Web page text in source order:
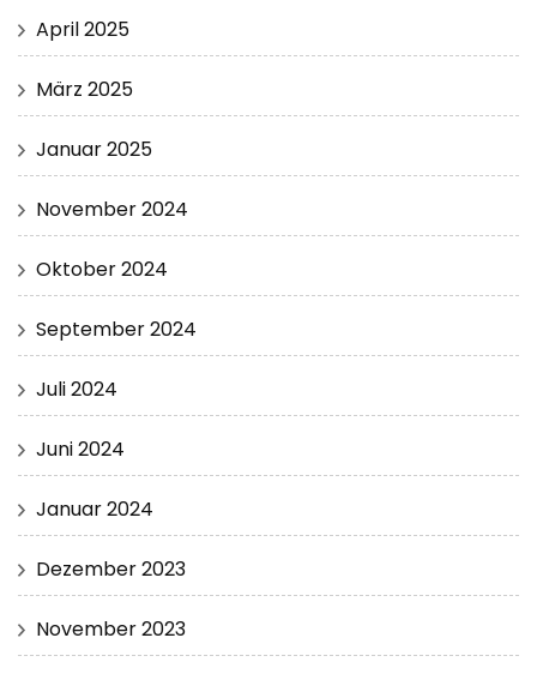
April 2025
März 2025
Januar 2025
November 2024
Oktober 2024
September 2024
Juli 2024
Juni 2024
Januar 2024
Dezember 2023
November 2023